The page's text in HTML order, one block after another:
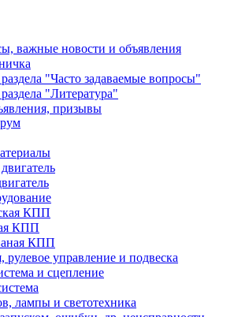
важные новости и объявления
"Часто задаваемые вопросы"
"Литература"
призывы
КПП
КПП
КПП
управление и подвеска
и сцепление
лампы и светотехника